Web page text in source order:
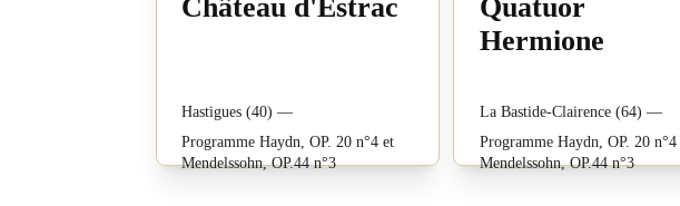
Château d'Estrac
Quatuor
Hermione
Hastigues (40) —
Programme Haydn, OP. 20 n°4 et
Mendelssohn, OP.44 n°3
La Bastide-Clairence (64) —
Programme Haydn, OP. 20 n°4
Mendelssohn, OP.44 n°3